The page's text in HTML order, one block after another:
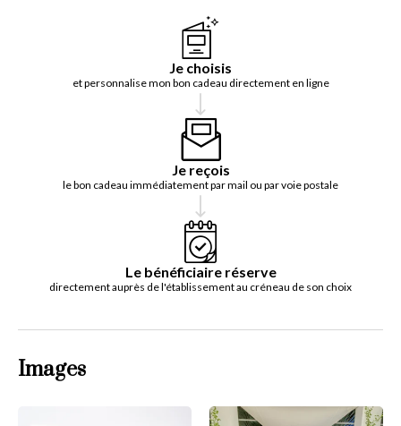
Je choisis
et personnalise mon bon cadeau directement en ligne
Je reçois
le bon cadeau immédiatement par mail ou par voie postale
Le bénéficiaire réserve
directement auprès de l'établissement au créneau de son choix
Images